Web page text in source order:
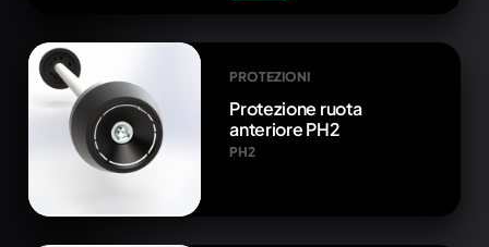
PROTEZIONI
Protezione ruota
anteriore PH2
PH2